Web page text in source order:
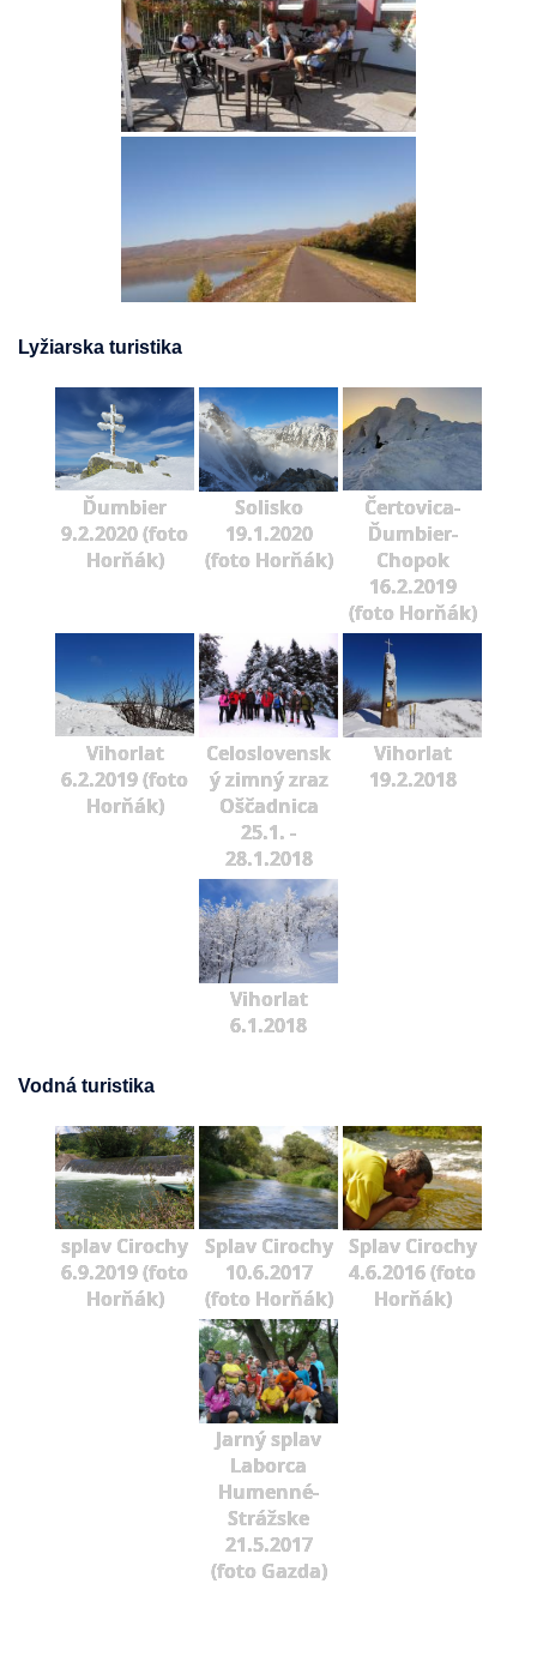
Lyžiarska turistika
Ďumbier
9.2.2020 (foto
Horňák)
Solisko
19.1.2020
(foto Horňák)
Čertovica-
Ďumbier-
Chopok
16.2.2019
(foto Horňák)
Vihorlat
6.2.2019 (foto
Horňák)
Celoslovensk
ý zimný zraz
Oščadnica
25.1. -
28.1.2018
Vihorlat
19.2.2018
Vihorlat
6.1.2018
Vodná turistika
splav Cirochy
6.9.2019 (foto
Horňák)
Splav Cirochy
10.6.2017
(foto Horňák)
Splav Cirochy
4.6.2016 (foto
Horňák)
Jarný splav
Laborca
Humenné-
Strážske
21.5.2017
(foto Gazda)